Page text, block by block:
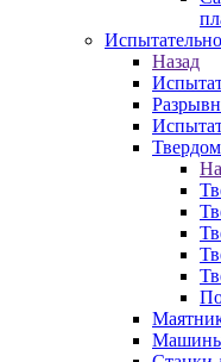
Назад
Машины